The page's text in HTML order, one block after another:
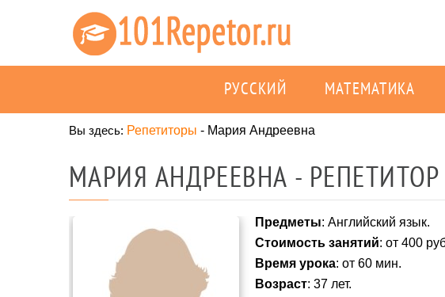
РУССКИЙ МАТЕМАТИКА
Вы здесь: Репетиторы - Мария Андреевна
МАРИЯ АНДРЕЕВНА - РЕПЕТИТОР
Предметы: Английский язык.
Стоимость занятий: от 400
Время урока: от 60 мин.
Возраст: 37 лет.